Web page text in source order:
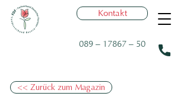
089 – 17867 – 50
Kontakt
<< Zurück zum Magazin